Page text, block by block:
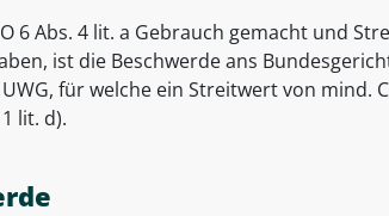
6 Abs. 4 lit. a Gebrauch gemacht und
ist die Beschwerde ans
für welche ein Streitwert von mind.
lit. d).